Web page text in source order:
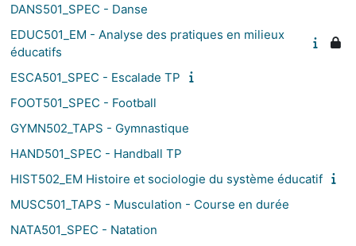
DANS501_SPEC - Danse
EDUC501_EM - Analyse des pratiques en milieux
éducatifs
ESCA501_SPEC - Escalade TP
FOOT501_SPEC - Football
GYMN502_TAPS - Gymnastique
HAND501_SPEC - Handball TP
HIST502_EM Histoire et sociologie du système éducatif
MUSC501_TAPS - Musculation - Course en durée
NATA501_SPEC - Natation